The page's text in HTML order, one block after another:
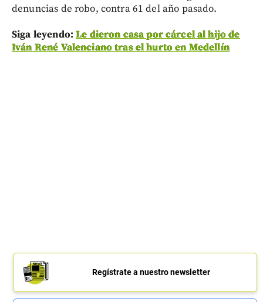
denuncias de robo, contra 61 del año pasado.
Siga leyendo:Le dieron casa por cárcel al hijo de
Iván René Valenciano tras el hurto en Medellín
Regístrate a nuestro newsletter